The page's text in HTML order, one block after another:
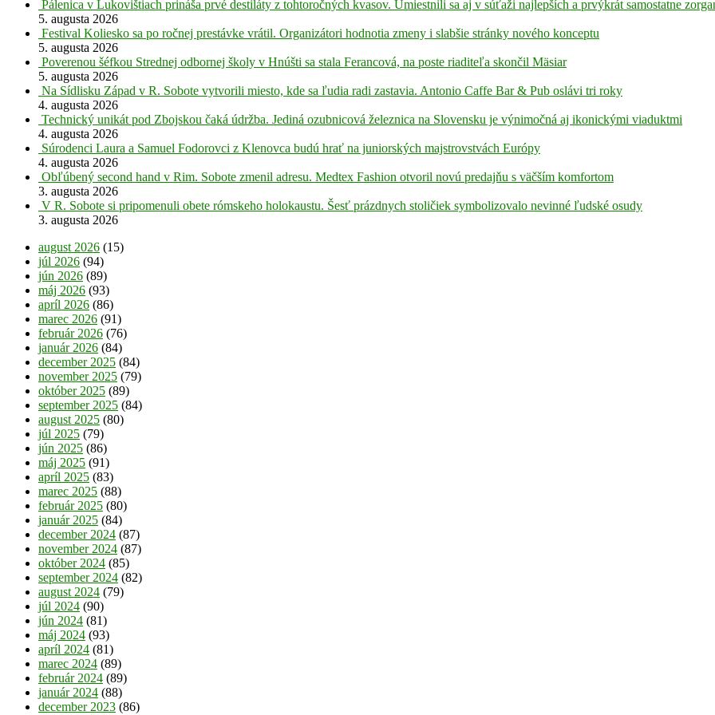
Pálenica v Lukovištiach prináša prvé destiláty z tohtoročných kvasov. Umiestnili sa aj v súťaži najlepších a prvýkrát samostatne
5. augusta 2026
Festival Koliesko sa po ročnej prestávke vrátil. Organizátori hodnotia zmeny i slabšie stránky nového konceptu
5. augusta 2026
Poverenou šéfkou Strednej odbornej školy v Hnúšti sa stala Ferancová, na poste riaditeľa skončil Mäsiar
5. augusta 2026
Na Sídlisku Západ v R. Sobote vytvorili miesto, kde sa ľudia radi zastavia. Antonio Caffe Bar & Pub oslávi tri roky
4. augusta 2026
Technický unikát pod Zbojskou čaká údržba. Jediná ozubnicová železnica na Slovensku je výnimočná aj ikonickými viaduktmi
4. augusta 2026
Súrodenci Laura a Samuel Fodorovci z Klenovca budú hrať na juniorských majstrovstvách Európy
4. augusta 2026
Obľúbený second hand v Rim. Sobote zmenil adresu. Medtex Fashion otvoril novú predajňu s väčším komfortom
3. augusta 2026
V R. Sobote si pripomenuli obete rómskeho holokaustu. Šesť prázdnych stoličiek symbolizovalo nevinné ľudské osudy
3. augusta 2026
august 2026 (15)
júl 2026 (94)
jún 2026 (89)
máj 2026 (93)
apríl 2026 (86)
marec 2026 (91)
február 2026 (76)
január 2026 (84)
december 2025 (84)
november 2025 (79)
október 2025 (89)
september 2025 (84)
august 2025 (80)
júl 2025 (79)
jún 2025 (86)
máj 2025 (91)
apríl 2025 (83)
marec 2025 (88)
február 2025 (80)
január 2025 (84)
december 2024 (87)
november 2024 (87)
október 2024 (85)
september 2024 (82)
august 2024 (79)
júl 2024 (90)
jún 2024 (81)
máj 2024 (93)
apríl 2024 (81)
marec 2024 (89)
február 2024 (89)
január 2024 (88)
december 2023 (86)